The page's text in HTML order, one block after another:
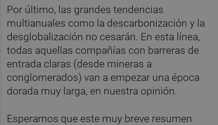
Por último, las grandes tendencias
multianuales como la descarbonización y la
desglobalización no cesarán. En esta línea,
todas aquellas compañías con barreras de
entrada claras (desde mineras a
conglomerados) van a empezar una época
dorada muy larga, en nuestra opinión.
Esperamos que este muy breve resumen